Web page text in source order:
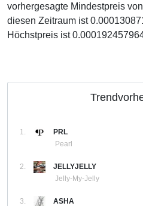
vorhergesagte Mindestpreis
diesen Zeitraum ist
Höchstpreis ist
1.
PRL
Pearl
2.
JELLYJELLY
Jelly-My-Jelly
3.
ASHA